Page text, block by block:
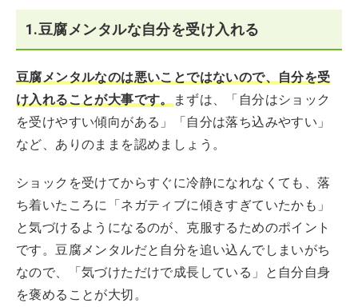
1.豆腐メンタルな自分を受け入れる
豆腐メンタルなのは悪いことではないので、自分を受
け入れることが大事です。まずは、「自分はショック
を受けやすい傾向がある」「自分は落ち込みやすい」
など、ありのままを認めましょう。
ショックを受けてからすぐに冷静になれなくても、落
ち着いたころに「ネガティブに傾きすぎていたかも」
と気づけるようになるのが、克服するためのポイント
です。豆腐メンタルだと自分を追い込んでしまいがち
なので、「気づけただけで成長している」と自分自身
を褒めることが大切。